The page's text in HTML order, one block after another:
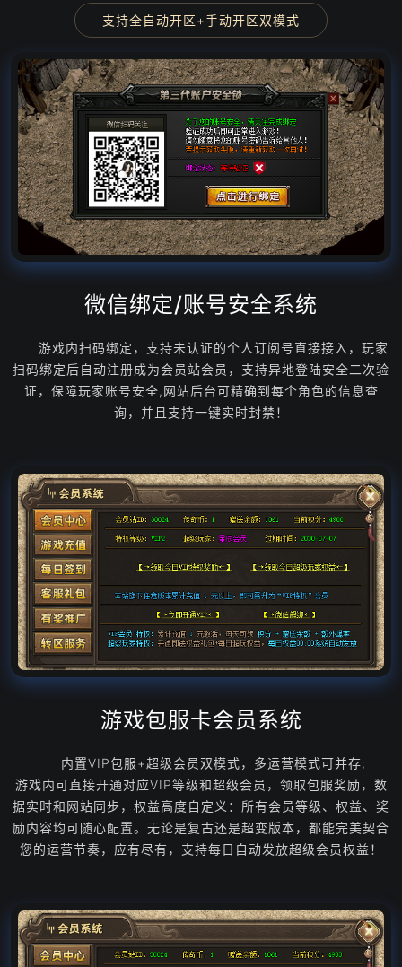
支持全自动开区+手动开区双模式
微信绑定/账号安全系统
游戏内扫码绑定，支持未认证的个人订阅号直接接入，玩家
扫码绑定后自动注册成为会员站会员，支持异地登陆安全二次验
证，保障玩家账号安全,网站后台可精确到每个角色的信息查
询，并且支持一键实时封禁！
游戏包服卡会员系统
内置VIP包服+超级会员双模式，多运营模式可并存;
游戏内可直接开通对应VIP等级和超级会员，领取包服奖励，数
据实时和网站同步，权益高度自定义：所有会员等级、权益、奖
励内容均可随心配置。无论是复古还是超变版本，都能完美契合
您的运营节奏，应有尽有，支持每日自动发放超级会员权益！